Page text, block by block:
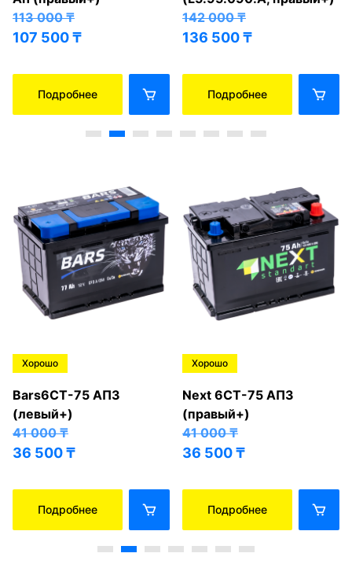
113 000₸
107 500₸
Подробнее
142 000₸
136 500₸
Подробнее
Хорошо
Bars6СТ-75 АПЗ
(левый+)
41 000₸
36 500₸
Подробнее
Хорошо
Next 6СТ-75 АПЗ
(правый+)
41 000₸
36 500₸
Подробнее